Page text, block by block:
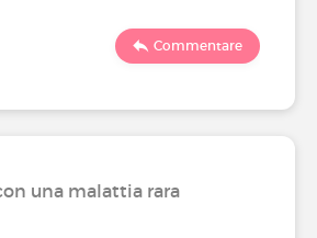
Commentare
una malattia rara